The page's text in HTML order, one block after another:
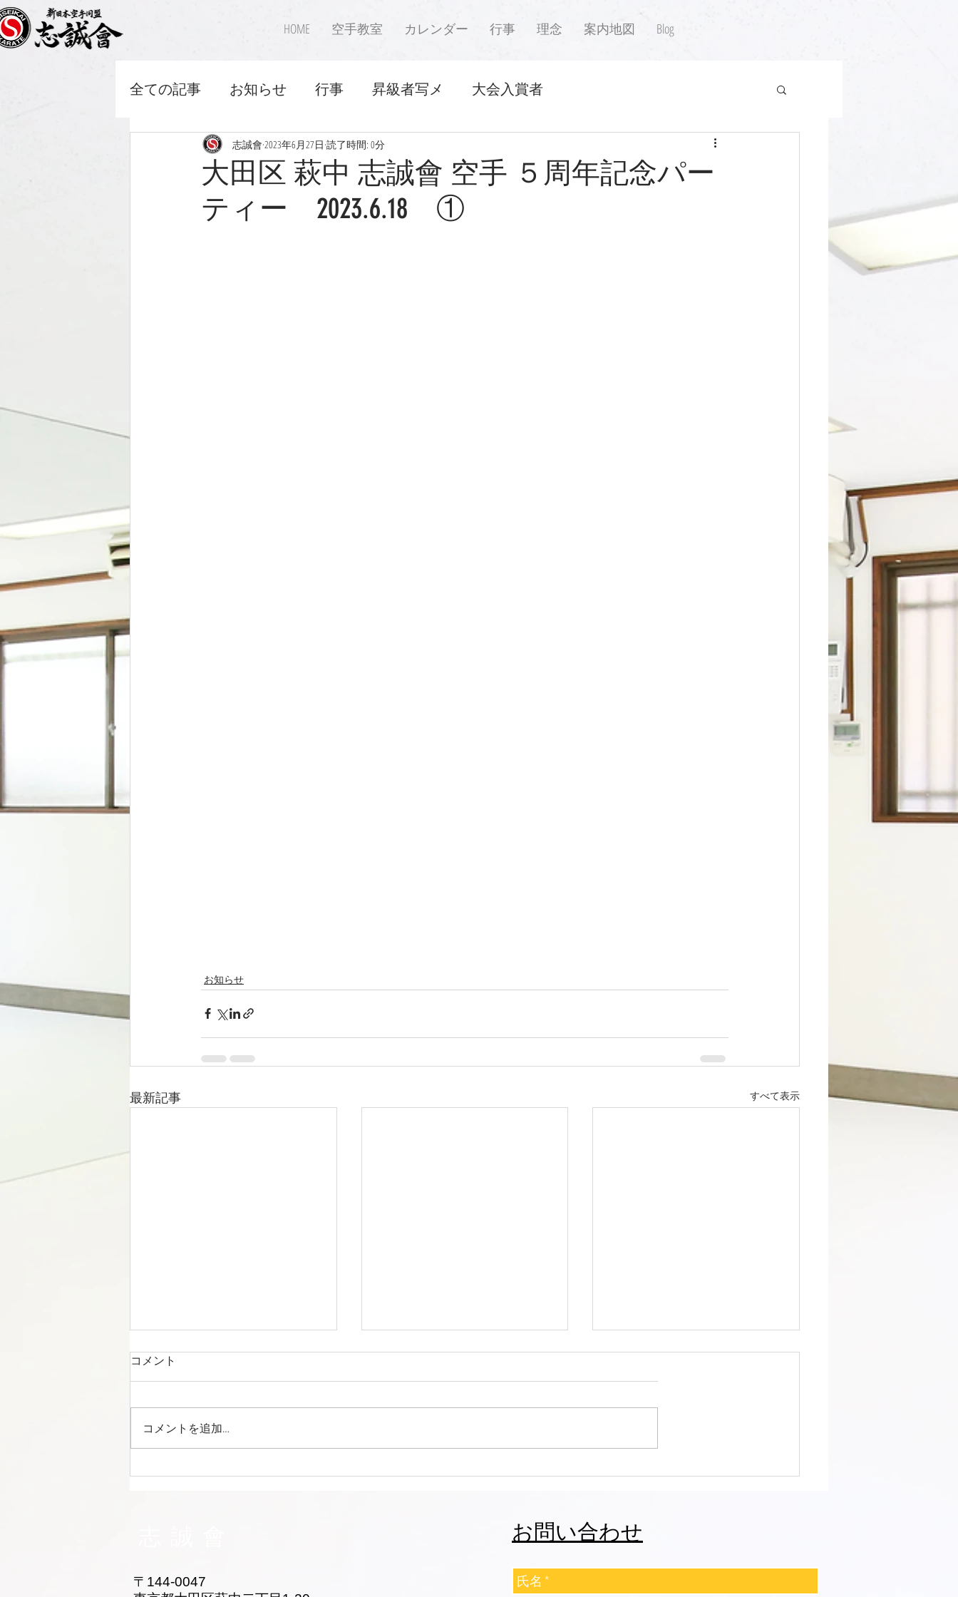
HOME 空手教室 カレンダー 行事 理念 案内地図 Blog
全ての記事 お知らせ 行事 昇級者写メ 大会入賞者
大田区 萩中 志誠會 空手 ５周年記念パー
ティー 2023.6.18 ①
志誠會 2023年6月27日 読了時間: 0分
お知らせ
最新記事 すべて表示
コメント
コメントを追加…
〒144-0047
お問い合わせ